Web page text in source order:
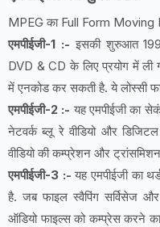
MPEG का Full Form Moving
एमपीईजी-1 :-इसकी शुरुआत
DVD & CD के लिए प्रयोग में ली
में एनकोड कर सकती है. ये लोस्सी
एमपीईजी-2 :-यह एमपीईजी का
नेटवर्क ब्लू रे वीडियो और
वीडियो की कम्प्रेशन और
एमपीईजी-3 :-यह एमपीईजी का
है. जब फाइल स्वैपिंग सर्विसेज
ऑडियो फाइल्स को कम्प्रेस करने